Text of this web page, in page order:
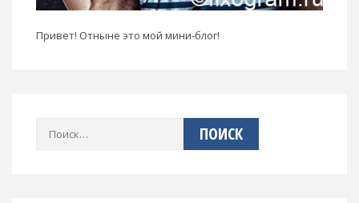
Привет! Отныне это мой мини-блог!
Найти: